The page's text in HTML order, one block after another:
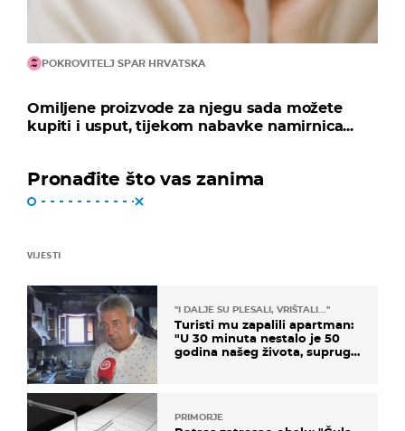
POKROVITELJ SPAR HRVATSKA
Omiljene proizvode za njegu sada možete
kupiti i usput, tijekom nabavke namirnica...
Pronađite što vas zanima
VIJESTI
"I DALJE SU PLESALI, VRIŠTALI..."
Turisti mu zapalili apartman:
"U 30 minuta nestalo je 50
godina našeg života, supruga
PRIMORJE